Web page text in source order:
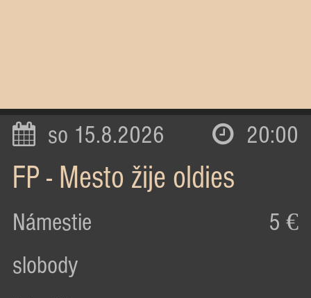
so 15.8.2026 20:00
FP - Mesto žije oldies
Námestie
slobody
5 €